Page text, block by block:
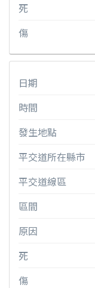
死
傷
日期
時間
發生地點
平交道所在縣市
平交道線區
區間
原因
死
傷